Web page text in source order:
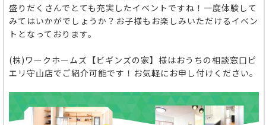
盛りだくさんでとても充実したイベントですね！一度体験して
みてはいかがでしょうか？お子様もお楽しみいただけるイベン
トとなっております。
(株)ワークホームズ【ビギンズの家】様はおうちの相談窓口ピ
エリ守山店でご紹介可能です！お気軽にお申し付けください。